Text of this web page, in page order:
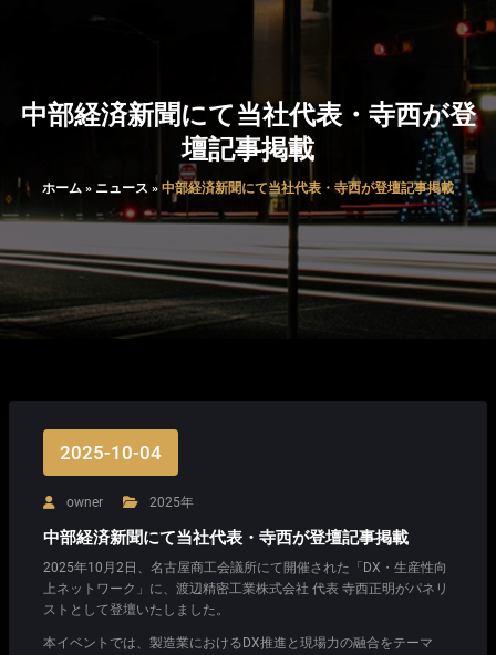
中部経済新聞にて当社代表・寺西が登
壇記事掲載
ホーム » ニュース » 中部経済新聞にて当社代表・寺西が登壇記事掲載
2025-10-04
owner 2025年
中部経済新聞にて当社代表・寺西が登壇記事掲載
2025年10月2日、名古屋商工会議所にて開催された「DX・生産性向
上ネットワーク」に、渡辺精密工業株式会社 代表 寺西正明がパネリ
ストとして登壇いたしました。
本イベントでは、製造業におけるDX推進と現場力の融合をテーマ